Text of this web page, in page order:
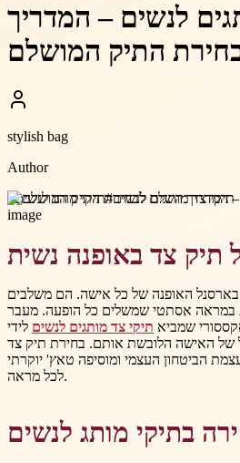
לנשים – המדריך
התיק המושלם
stylish bag
Author
#
תיקי צד מותגים לנשים#תיקי מותג לנשים
תיק צד באופנה נשית
בארסנל האופנה של כל אישה. הם משלבים
במראה אסתטי שמשלים כל הופעה. מעבר
שמביא תיקי צד מותגים לנשים לידי
של האישה הלובשת אותם. בחירת תיק צד
הביטחון העצמי ומוסיפה טאץ' יוקרתי
לכל מראה.
בתיקי מותג לנשים